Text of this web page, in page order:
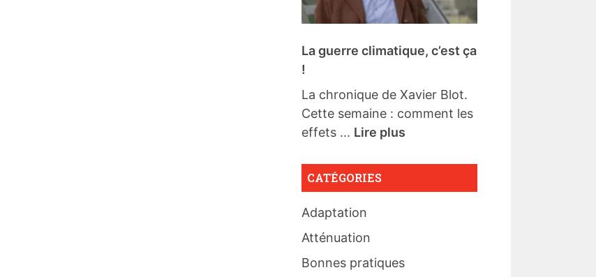
La guerre climatique, c’est ça
!
La chronique de Xavier Blot.
Cette semaine : comment les
effets ... Lire plus
CATÉGORIES
Adaptation
Atténuation
Bonnes pratiques